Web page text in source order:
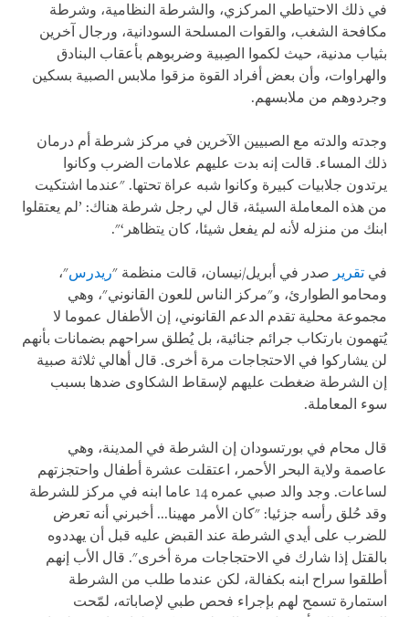
في ذلك الاحتياطي المركزي، والشرطة النظامية، وشرطة
مكافحة الشغب، والقوات المسلحة السودانية، ورجال آخرين
بثياب مدنية، حيث لكموا الصِبية وضربوهم بأعقاب البنادق
والهراوات، وأن بعض أفراد القوة مزقوا ملابس الصبية بسكين
وجردوهم من ملابسهم.
وجدته والدته مع الصبيين الآخرين في مركز شرطة أم درمان
ذلك المساء. قالت إنه بدت عليهم علامات الضرب وكانوا
يرتدون جلابيات كبيرة وكانوا شبه عراة تحتها. "عندما اشتكيت
من هذه المعاملة السيئة، قال لي رجل شرطة هناك: ’لم يعتقلوا
ابنك من منزله لأنه لم يفعل شيئا، كان يتظاهر‘".
في تقرير صدر في أبريل/نيسان، قالت منظمة "ريدرس"،
ومحامو الطوارئ، و"مركز الناس للعون القانوني"، وهي
مجموعة محلية تقدم الدعم القانوني، إن الأطفال عموما لا
يُتهمون بارتكاب جرائم جنائية، بل يُطلق سراحهم بضمانات بأنهم
لن يشاركوا في الاحتجاجات مرة أخرى. قال أهالي ثلاثة صبية
إن الشرطة ضغطت عليهم لإسقاط الشكاوى ضدها بسبب
سوء المعاملة.
قال محام في بورتسودان إن الشرطة في المدينة، وهي
عاصمة ولاية البحر الأحمر، اعتقلت عشرة أطفال واحتجزتهم
لساعات. وجد والد صبي عمره 14 عاما ابنه في مركز للشرطة
وقد حُلق رأسه جزئيا: "كان الأمر مهينا... أخبرني أنه تعرض
للضرب على أيدي الشرطة عند القبض عليه قبل أن يهددوه
بالقتل إذا شارك في الاحتجاجات مرة أخرى". قال الأب إنهم
أطلقوا سراح ابنه بكفالة، لكن عندما طلب من الشرطة
استمارة تسمح لهم بإجراء فحص طبي لإصاباته، لمّحت